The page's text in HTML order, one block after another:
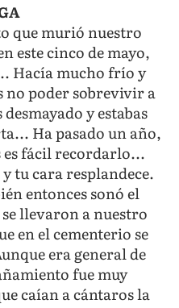
que murió nuestro
este cinco de mayo,
Hacía mucho frío y
no poder sobrevivir a
y estabas
Ha pasado un año,
es fácil recordarlo...
tu cara resplandece.
entonces sonó el
llevaron a nuestro
en el cementerio se
era general de
fue muy
caían a cántaros la